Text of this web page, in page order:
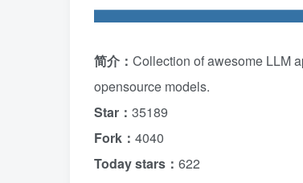
简介： Collection of awesome LLM
opensource models.
Star： 35189
Fork： 4040
Today stars： 622